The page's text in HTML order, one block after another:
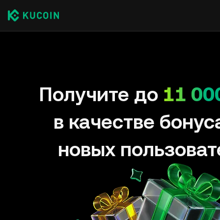
Получите до 11
в качестве
новых